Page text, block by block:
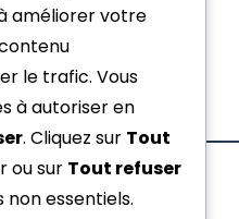
LES
améliorer votre
le trafic. Vous
à autoriser en
. Cliquez sur Tout
ou sur Tout refuser
essentiels.